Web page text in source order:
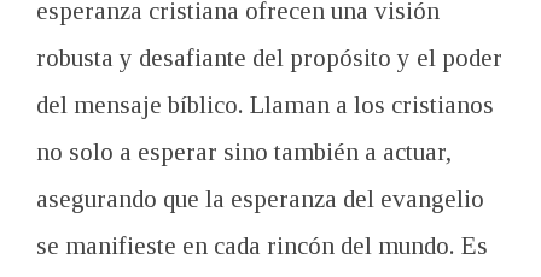
esperanza cristiana ofrecen una visión
robusta y desafiante del propósito y el poder
del mensaje bíblico. Llaman a los cristianos
no solo a esperar sino también a actuar,
asegurando que la esperanza del evangelio
se manifieste en cada rincón del mundo. Es